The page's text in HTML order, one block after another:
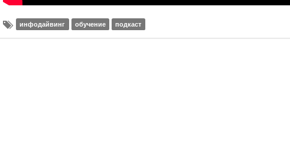
инфодайвинг обучение подкаст